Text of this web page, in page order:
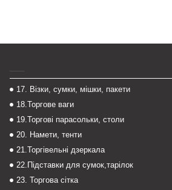
17. Візки, сумки, мішки, пакети
18.Торгове ваги
19.Торгові парасольки, столи
20. Намети, тенти
21.Торгівельні дзеркала
22.Підставки для сумок,тарілок
23. Торгова сітка